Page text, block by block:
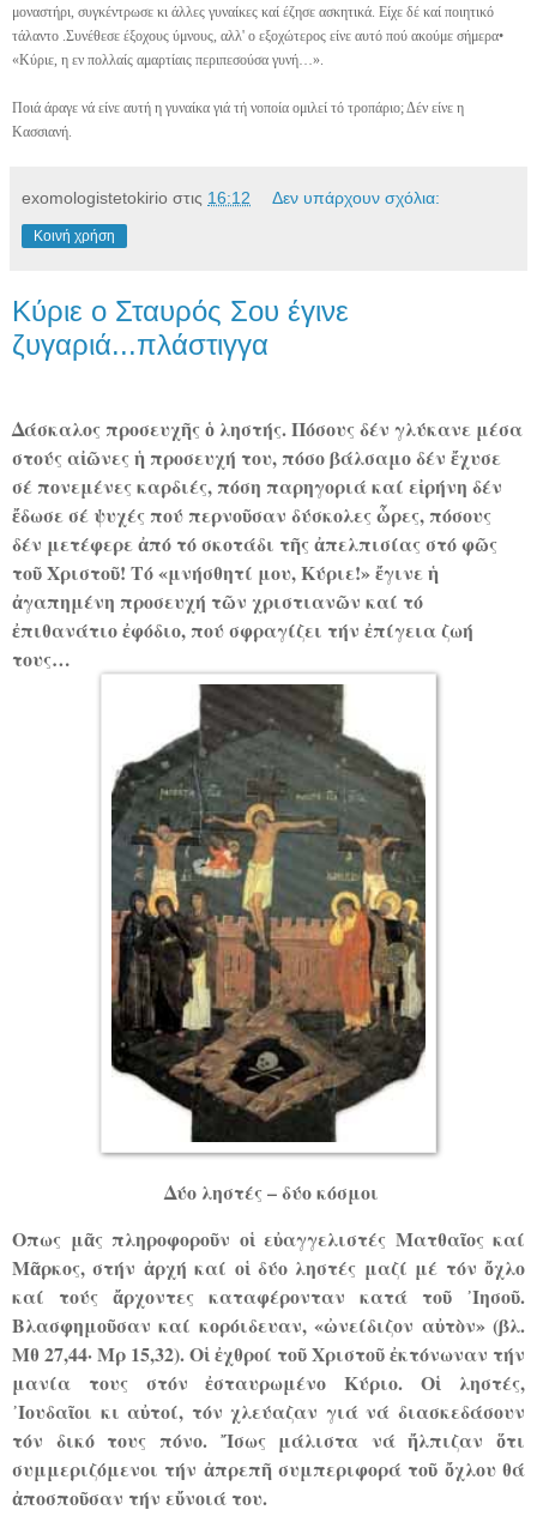
μοναστήρι, συγκέντρωσε κι άλλες γυναίκες καί έζησε ασκητικά. Είχε δέ καί ποιητικό
τάλαντο .Συνέθεσε έξοχους ύμνους, αλλ' ο εξοχώτερος είνε αυτό πού ακούμε σήμερα•
«Κύριε, η εν πολλαίς αμαρτίαις περιπεσούσα γυνή…».
Ποιά άραγε νά είνε αυτή η γυναίκα γιά τή νοποία ομιλεί τό τροπάριο; Δέν είνε η
Κασσιανή.
exomologistetokirio στις 16:12 Δεν υπάρχουν σχόλια:
Κοινή χρήση
Κύριε ο Σταυρός Σου έγινε
ζυγαριά...πλάστιγγα
Δάσκαλος προσευχῆς ὁ ληστής. Πόσους δέν γλύκανε μέσα
στούς αἰῶνες ἡ προσευχή του, πόσο βάλσαμο δέν ἔχυσε
σέ πονεμένες καρδιές, πόση παρηγοριά καί εἰρήνη δέν
ἔδωσε σέ ψυχές πού περνοῦσαν δύσκολες ὧρες, πόσους
δέν μετέφερε ἀπό τό σκοτάδι τῆς ἀπελπισίας στό φῶς
τοῦ Χριστοῦ! Τό «μνήσθητί μου, Κύριε!» ἔγινε ἡ
ἀγαπημένη προσευχή τῶν χριστιανῶν καί τό
ἐπιθανάτιο ἐφόδιο, πού σφραγίζει τήν ἐπίγεια ζωή
τους…
Δύο ληστές – δύο κόσμοι
Οπως μᾶς πληροφοροῦν οἱ εὐαγγελιστές Ματθαῖος καί
Μᾶρκος, στήν ἀρχή καί οἱ δύο ληστές μαζί μέ τόν ὄχλο
καί τούς ἄρχοντες καταφέρονταν κατά τοῦ ᾿Ιησοῦ.
Βλασφημοῦσαν καί κορόιδευαν, «ὠνείδιζον αὐτὸν» (βλ.
Μθ 27,44· Μρ 15,32). Οἱ ἐχθροί τοῦ Χριστοῦ ἐκτόνωναν τήν
μανία τους στόν ἐσταυρωμένο Κύριο. Οἱ ληστές,
᾿Ιουδαῖοι κι αὐτοί, τόν χλεύαζαν γιά νά διασκεδάσουν
τόν δικό τους πόνο. ῎Ισως μάλιστα νά ἤλπιζαν ὅτι
συμμεριζόμενοι τήν ἀπρεπῆ συμπεριφορά τοῦ ὄχλου θά
ἀποσποῦσαν τήν εὔνοιά του.